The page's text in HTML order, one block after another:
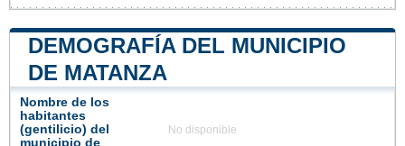
DEMOGRAFÍA DEL MUNICIPIO
DE MATANZA
Nombre de los
habitantes
(gentilicio) del
municipio de
No disponible